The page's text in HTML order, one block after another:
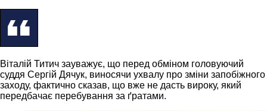
Віталій Титич зауважує, що перед обміном головуючий
суддя Сергій Дячук, виносячи ухвалу про зміни запобіжного
заходу, фактично сказав, що вже не дасть вироку, який
передбачає перебування за ґратами.